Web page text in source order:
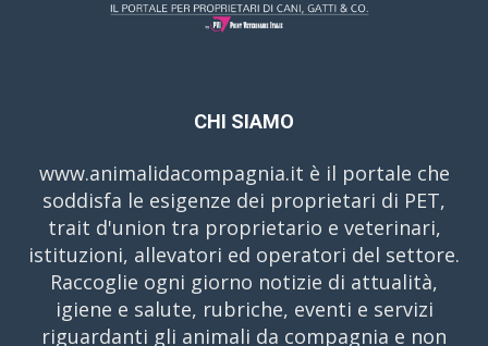
CHI SIAMO
www.animalidacompagnia.it è il portale che
soddisfa le esigenze dei proprietari di PET,
trait d'union tra proprietario e veterinari,
istituzioni, allevatori ed operatori del settore.
Raccoglie ogni giorno notizie di attualità,
igiene e salute, rubriche, eventi e servizi
riguardanti gli animali da compagnia e non